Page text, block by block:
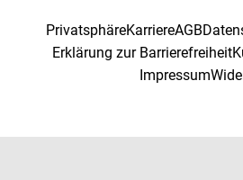
PrivatsphäreKarriereAGB
Erklärung zur Barrierefreiheit
Impressum